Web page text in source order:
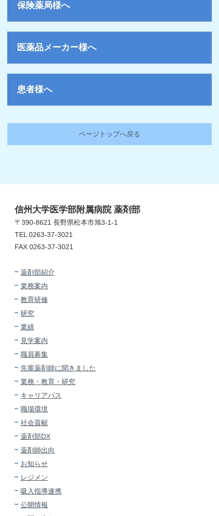
保険薬局様へ
医薬品メーカー様へ
患者様へ
ページトップへ戻る
薬剤部紹介
業務案内
教育研修
研究
業績
見学案内
職員募集
先輩薬剤師に聞きました
業務・教育・研究
キャリアパス
職場環境
社会貢献
薬剤部DX
薬剤師出向
お知らせ
レジメン
吸入指導連携
公開情報
信州大学医学部附属病院 薬剤部
〒390-8621 長野県松本市旭3-1-1
TEL 0263-37-3021
FAX 0263-37-3021